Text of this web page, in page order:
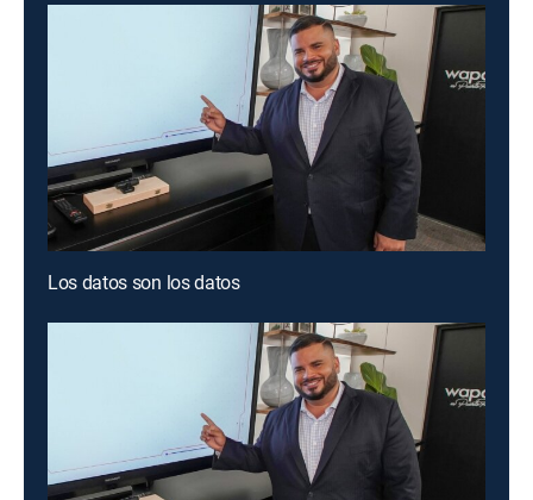
Los datos son los datos